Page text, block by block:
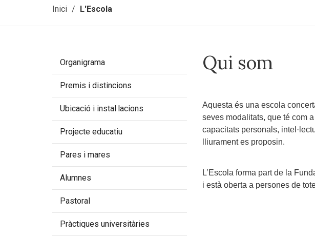
Inici L'Escola
Qui som
Aquesta és una escola
seves modalitats, que té com
capacitats personals,
lliurament es proposin.
L’Escola forma part de la
i està oberta a persones de
Organigrama
Premis i distincions
Ubicació i instal·lacions
Projecte educatiu
Pares i mares
Alumnes
Pastoral
Pràctiques universitàries